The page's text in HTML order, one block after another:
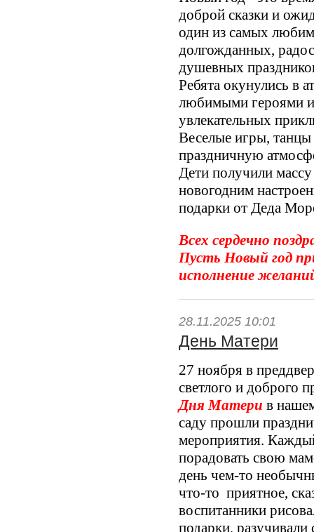
доброй сказки и
один из самых
долгожданных,
душевных
Ребята окунулись в
любимыми героями и
увлекательных
Веселые игры,
праздничную
Дети получили
новогодним
подарки от Деда
Всех сердечно
Пусть Новый год
исполнение
28.11.2025 10:01
День Матери
27 ноября в
светлого и доброго
Дня Матери в
саду прошли
мероприятия.
порадовать свою
день чем-то
что-то приятное,
воспитанники
подарки,